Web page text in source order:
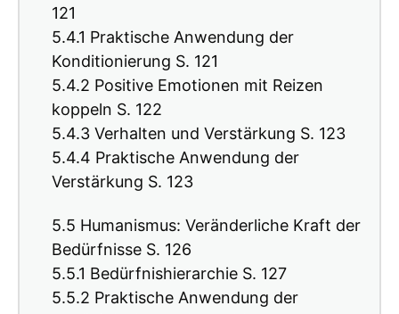
121
5.4.1 Praktische Anwendung der
Konditionierung S. 121
5.4.2 Positive Emotionen mit Reizen
koppeln S. 122
5.4.3 Verhalten und Verstärkung S. 123
5.4.4 Praktische Anwendung der
Verstärkung S. 123
5.5 Humanismus: Veränderliche Kraft der
Bedürfnisse S. 126
5.5.1 Bedürfnishierarchie S. 127
5.5.2 Praktische Anwendung der